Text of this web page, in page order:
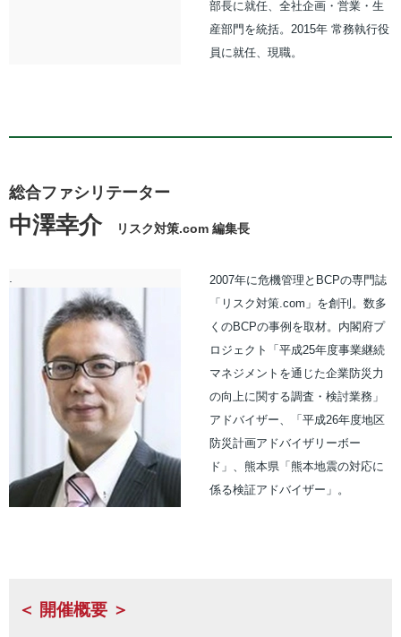
部長に就任、全社企画・営業・生
産部門を統括。2015年 常務執行役
員に就任、現職。
総合ファシリテーター
中澤幸介 リスク対策.com 編集長
.
2007年に危機管理とBCPの専門誌
「リスク対策.com」を創刊。数多
くのBCPの事例を取材。内閣府プ
ロジェクト「平成25年度事業継続
マネジメントを通じた企業防災力
の向上に関する調査・検討業務」
アドバイザー、「平成26年度地区
防災計画アドバイザリーボー
ド」、熊本県「熊本地震の対応に
係る検証アドバイザー」。
＜ 開催概要 ＞